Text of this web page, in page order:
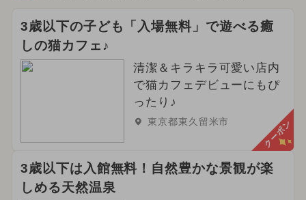
3歳以下の子ども「入場無料」で遊べる癒
しの猫カフェ♪
清潔＆キラキラ可愛い店内
で猫カフェデビューにもぴ
ったり♪
東京都東久留米市 クーポン
3歳以下は入館無料！自然豊かな景観が楽
しめる天然温泉